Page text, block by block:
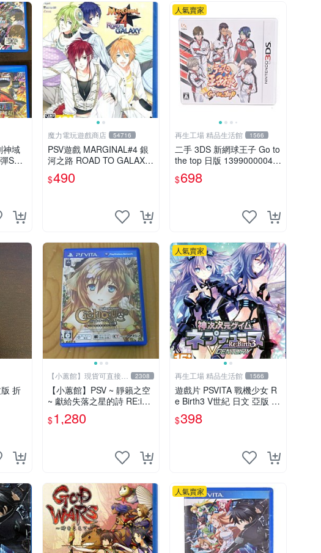
神域
SEE
經典
魔力電玩遊戲商店 54716
PSV遊戲 MARGINAL#4 銀
河之路 ROAD TO GALAXY
日文日版 【板橋魔力】
$490
人氣賣家
再生工場 精品生活館 1566
二手 3DS 新網球王子 Go to
the top 日版 13990000047
8 再生工場 01
$698
折
【小蕙館】現貨可直接下
標
2308
【小蕙館】PSV ~ 靜籟之空
~ 獻給失落之星的詩 RE:inc
arnation (純日版)
$1,280
人氣賣家
再生工場 精品生活館 1566
遊戲片 PSVITA 戰機少女 R
e Birth3 V世紀 日文 亞版 再
生工場 01
$398
人氣賣家